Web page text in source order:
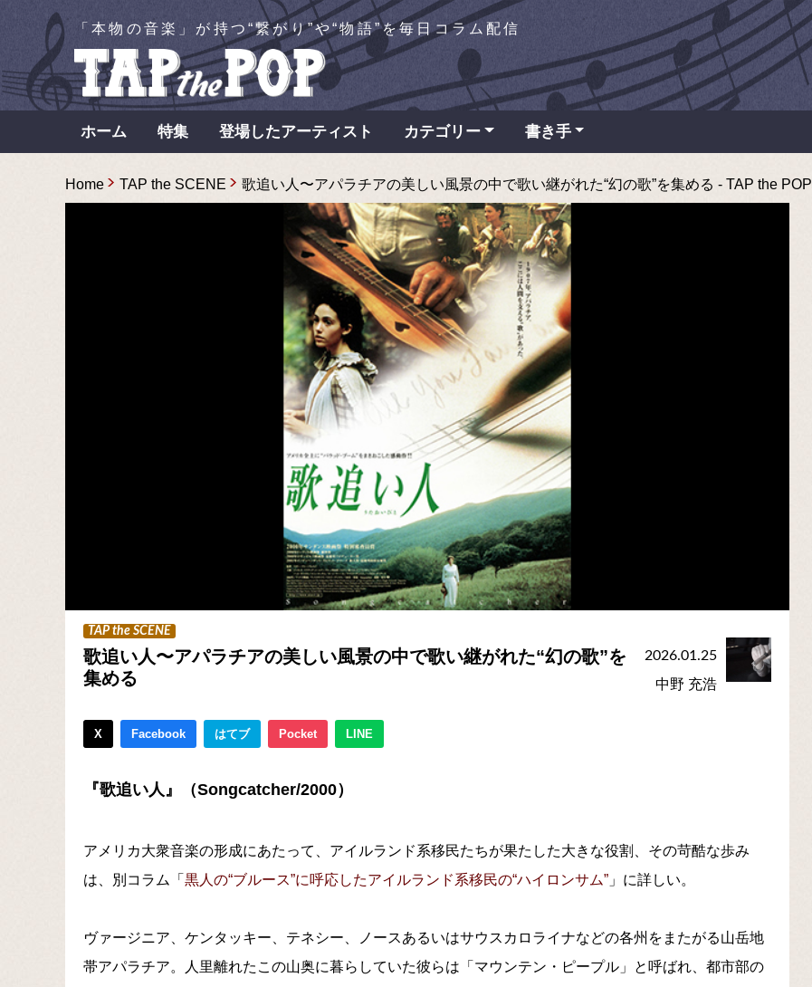
「本物の音楽」が持つ“繋がり”や“物語”を毎日コラム配信
ホーム 特集 登場したアーティスト カテゴリー 書き手
Home TAP the SCENE 歌追い人〜アパラチアの美しい風景の中で歌い継がれた“幻の歌”を集める - TAP the POP
TAP the SCENE
歌追い人〜アパラチアの美しい風景の中で歌い継がれた“幻の歌”を
集める
2026.01.25
中野 充浩
X Facebook はてブ Pocket LINE
『歌追い人』（Songcatcher/2000）
アメリカ大衆音楽の形成にあたって、アイルランド系移民たちが果たした大きな役割、その苛酷な歩み
は、別コラム「 黒人の“ブルース”に呼応したアイルランド系移民の“ハイロンサム” 」に詳しい。
ヴァージニア、ケンタッキー、テネシー、ノースあるいはサウスカロライナなどの各州をまたがる山岳地
帯アパラチア。人里離れたこの山奥に暮らしていた彼らは「マウンテン・ピープル」と呼ばれ、都市部の